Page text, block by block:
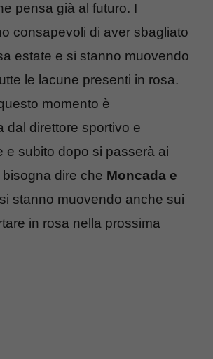
pensa già al futuro. I
consapevoli di aver sbagliato
estate e si stanno muovendo
le lacune presenti in rosa.
momento è
dal direttore sportivo e
e subito dopo si passerà ai
dire che Moncada e
si stanno muovendo anche sui
in rosa nella prossima